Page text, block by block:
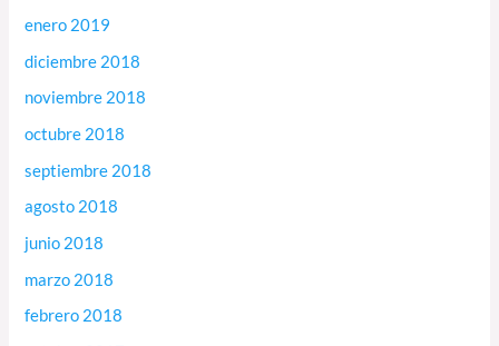
enero 2019
diciembre 2018
noviembre 2018
octubre 2018
septiembre 2018
agosto 2018
junio 2018
marzo 2018
febrero 2018